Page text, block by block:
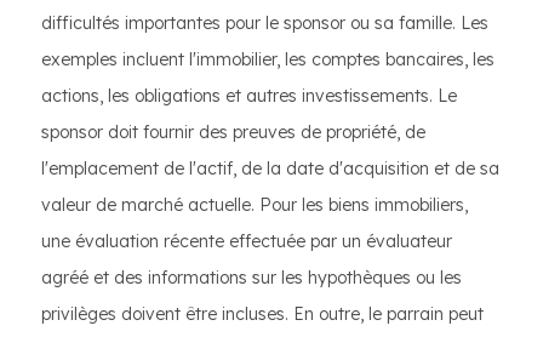
difficultés importantes pour le sponsor ou sa famille. Les
exemples incluent l'immobilier, les comptes bancaires, les
actions, les obligations et autres investissements. Le
sponsor doit fournir des preuves de propriété, de
l'emplacement de l'actif, de la date d'acquisition et de sa
valeur de marché actuelle. Pour les biens immobiliers,
une évaluation récente effectuée par un évaluateur
agréé et des informations sur les hypothèques ou les
privilèges doivent être incluses. En outre, le parrain peut